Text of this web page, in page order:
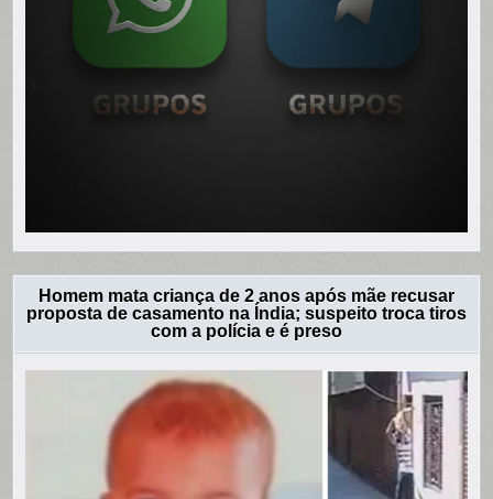
Homem mata criança de 2 anos após mãe recusar
proposta de casamento na Índia; suspeito troca tiros
com a polícia e é preso